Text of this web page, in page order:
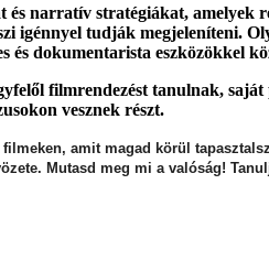
narratív stratégiákat, amelyek
igénnyel tudják megjeleníteni.
dokumentarista eszközökkel
filmrendezést tanulnak,
vesznek részt.
amit magad körül
Mutasd meg mi a valóság!